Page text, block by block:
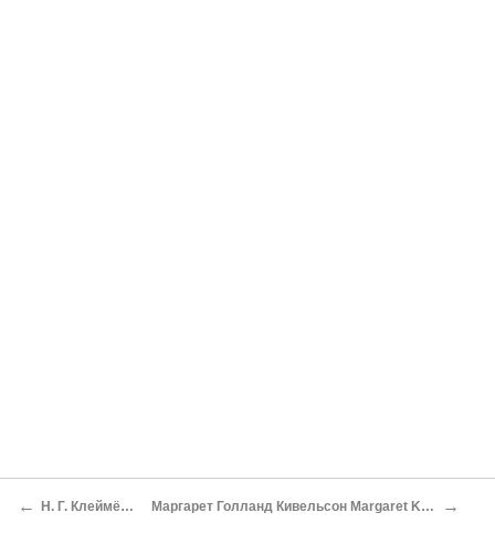
← Н. Г. Клеймёнова Научная карьера Валерии Троицкой Маргарет Голланд Кивельсон Margaret Kivelson Жизнь в науке с улыбкой и энтузиазмом Science with Passion and a Smile: Memories of Valeria Troitskaya →